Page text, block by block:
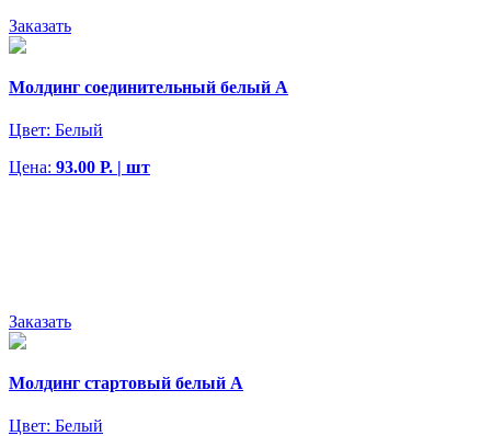
Заказать
Молдинг соединительный белый А
Цвет: Белый
Цена: 93.00 Р. | шт
Заказать
Молдинг стартовый белый А
Цвет: Белый